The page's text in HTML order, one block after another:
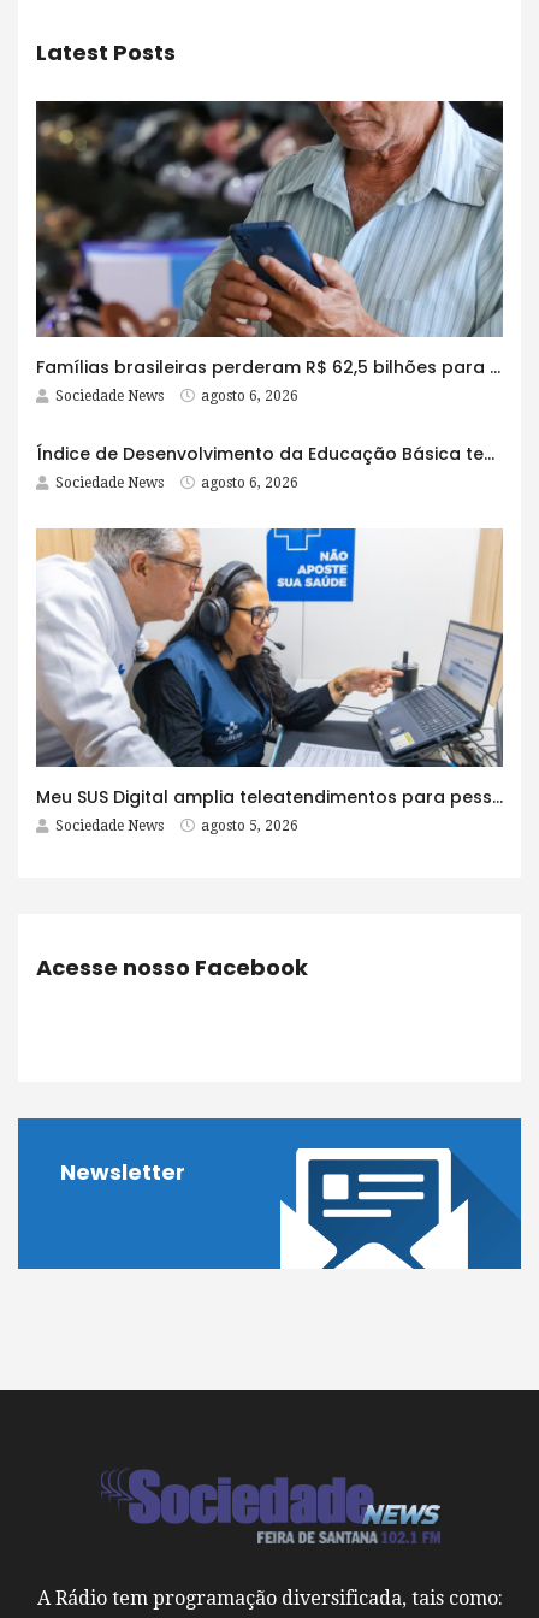
Latest Posts
Famílias brasileiras perderam R$ 62,5 bilhões para bets em 2025
Sociedade News agosto 6, 2026
Índice de Desenvolvimento da Educação Básica tem elevação em todas as etapas
Sociedade News agosto 6, 2026
Meu SUS Digital amplia teleatendimentos para pessoas com problemas com jogos e apostas
Sociedade News agosto 5, 2026
Acesse nosso Facebook
Newsletter
A Rádio tem programação diversificada, tais como: